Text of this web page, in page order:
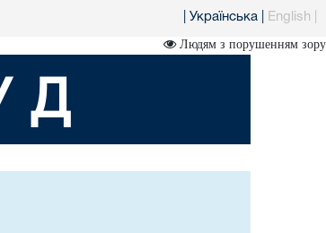
Українська English
Людям з порушенням зору